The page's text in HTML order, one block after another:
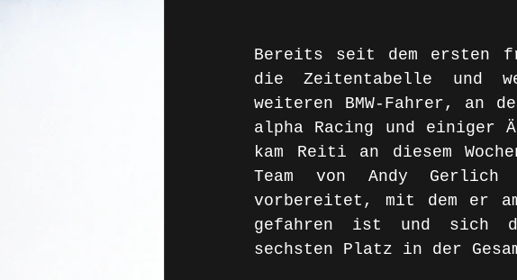
Bereits seit dem ersten
die Zeitentabelle und
weiteren BMW-Fahrer, an
alpha Racing und einiger
kam Reiti an diesem
Team von Andy
vorbereitet, mit dem er am
gefahren ist und sich
sechsten Platz in der